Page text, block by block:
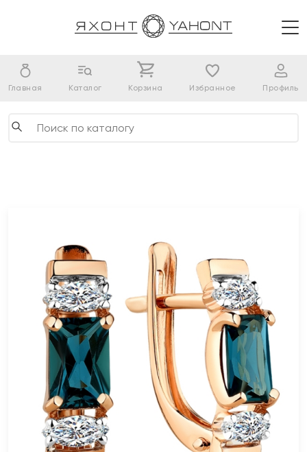
Главная Каталог Корзина Избранное Профиль